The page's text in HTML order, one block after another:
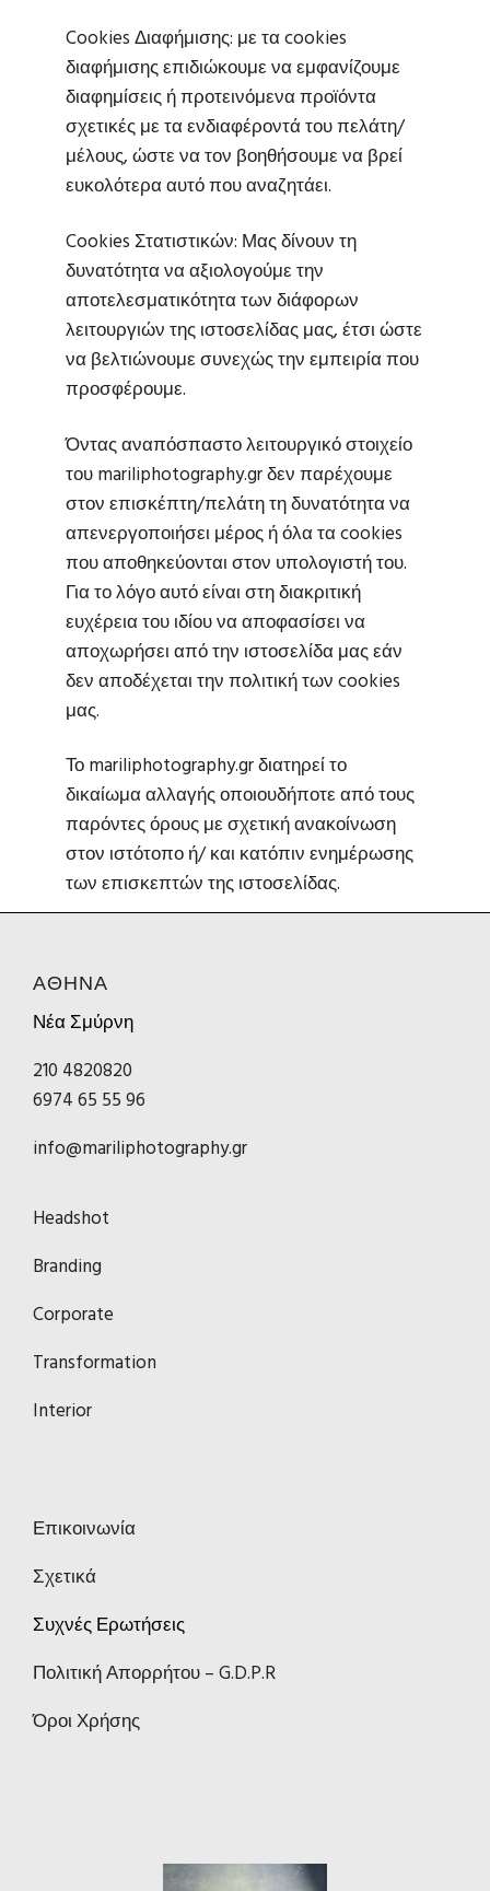
Cookies Διαφήμισης: με τα cookies
διαφήμισης επιδιώκουμε να εμφανίζουμε
διαφημίσεις ή προτεινόμενα προϊόντα
σχετικές με τα ενδιαφέροντά του πελάτη/
μέλους, ώστε να τον βοηθήσουμε να βρεί
ευκολότερα αυτό που αναζητάει.
Cookies Στατιστικών: Μας δίνουν τη
δυνατότητα να αξιολογούμε την
αποτελεσματικότητα των διάφορων
λειτουργιών της ιστοσελίδας μας, έτσι ώστε
να βελτιώνουμε συνεχώς την εμπειρία που
προσφέρουμε.
Όντας αναπόσπαστο λειτουργικό στοιχείο
του mariliphotography.gr δεν παρέχουμε
στον επισκέπτη/πελάτη τη δυνατότητα να
απενεργοποιήσει μέρος ή όλα τα cookies
που αποθηκεύονται στον υπολογιστή του.
Για το λόγο αυτό είναι στη διακριτική
ευχέρεια του ιδίου να αποφασίσει να
αποχωρήσει από την ιστοσελίδα μας εάν
δεν αποδέχεται την πολιτική των cookies
μας.
Το mariliphotography.gr διατηρεί το
δικαίωμα αλλαγής οποιουδήποτε από τους
παρόντες όρους με σχετική ανακοίνωση
στον ιστότοπο ή/ και κατόπιν ενημέρωσης
των επισκεπτών της ιστοσελίδας.
ΑΘΗΝΑ
Νέα Σμύρνη
210 4820820
6974 65 55 96
info@mariliphotography.gr
Headshot
Branding
Corporate
Transformation
Interior
Επικοινωνία
Σχετικά
Συχνές Ερωτήσεις
Πολιτική Απορρήτου – G.D.P.R
Όροι Χρήσης